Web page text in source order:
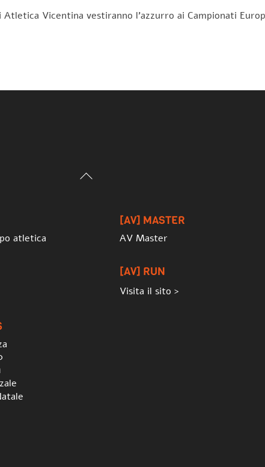
Vicentina vestiranno l’azzurro ai Campionati
Back
atletica
[AV] MASTER
AV Master
[AV] RUN
Visita il sito >